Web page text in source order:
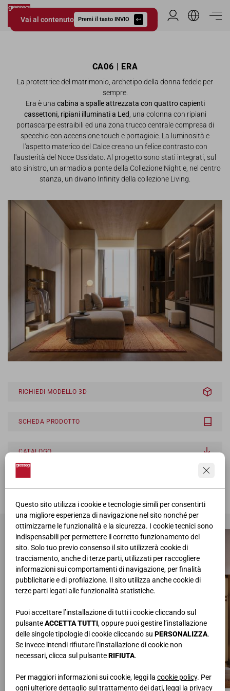
Questo sito utilizza i cookie e tecnologie simili per consentirti
una migliore esperienza di navigazione nel sito nonché per
ottimizzarne le funzionalità e la sicurezza. I cookie tecnici sono
indispensabili per permettere il corretto funzionamento del
sito. Solo tuo previo consenso il sito utilizzerà cookie di
tracciamento, anche di terze parti, utilizzati per raccogliere
informazioni sui comportamenti di navigazione, per finalità
pubblicitarie e di profilazione. Il sito utilizza anche cookie di
terze parti legati alle funzionalità statistiche.
Puoi accettare l’installazione di tutti i cookie cliccando sul
pulsanteACCETTA TUTTI, oppure puoi gestire l’installazione
delle singole tipologie di cookie cliccando su PERSONALIZZA.
Se invece intendi rifiutare l’installazione di cookie non
necessari, clicca sul pulsanteRIFIUTA.
Per maggiori informazioni sui cookie, leggi la cookie policy. Per
ogni ulteriore dettaglio sul trattamento dei dati, leggi la privacy
Vai al contenuto Premi il tasto INVIO
Giessegi.it
Area Riservata
CA06 | ERA
La protettrice del matrimonio, archetipo della donna fedele per
sempre.
Era è una cabina a spalle attrezzata con quattro capienti
cassettoni, ripiani illuminati a Led , una colonna con ripiani
portascarpe estraibili ed una zona trucco centrale compresa di
specchio con accensione touch e portagioie. La luminosità e
l'aspetto materico del Calce creano un felice contrasto con
l'austerità del Noce Ossidato. Al progetto sono stati integrati, sul
lato sinistro, un armadio a ponte della Collezione Night e, nel centro
stanza, un divano Infinity della collezione Living.
RICHIEDI MODELLO 3D
SCHEDA PRODOTTO
CATALOGO